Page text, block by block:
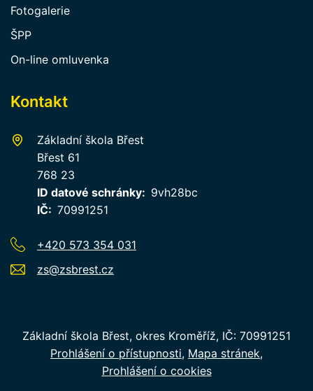
Fotogalerie
ŠPP
On-line omluvenka
Kontakt
Základní škola Břest
Břest 61
768 23
ID datové schránky
9vh28bc
IČ
70991251
+420 573 354 031
zs@zsbrest.cz
Základní škola Břest, okres Kroměříž, IČ: 70991251
Prohlášení o přístupnosti Mapa stránek
Prohlášení o cookies